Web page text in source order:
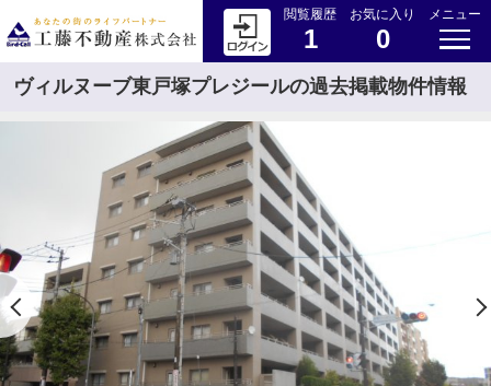
閲覧履歴
1
お気に入り
0
メニュー
ヴィルヌーブ東戸塚プレジールの過去掲載物件情報